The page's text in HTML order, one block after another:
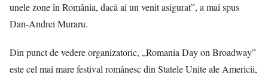
unele zone în România, dacă ai un venit asigurat”, a mai spus
Dan-Andrei Muraru.
Din punct de vedere organizatoric, „Romania Day on Broadway”
este cel mai mare festival românesc din Statele Unite ale Americii,